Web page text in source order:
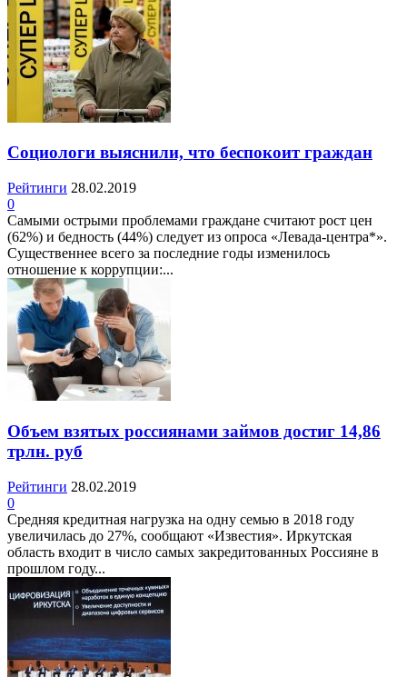
Социологи выяснили, что беспокоит граждан
Рейтинги 28.02.2019
0
Самыми острыми проблемами граждане считают рост цен
(62%) и бедность (44%) следует из опроса «Левада-центра*».
Существеннее всего за последние годы изменилось
отношение к коррупции:...
Объем взятых россиянами займов достиг 14,86
трлн. руб
Рейтинги 28.02.2019
0
Средняя кредитная нагрузка на одну семью в 2018 году
увеличилась до 27%, сообщают «Известия». Иркутская
область входит в число самых закредитованных Россияне в
прошлом году...